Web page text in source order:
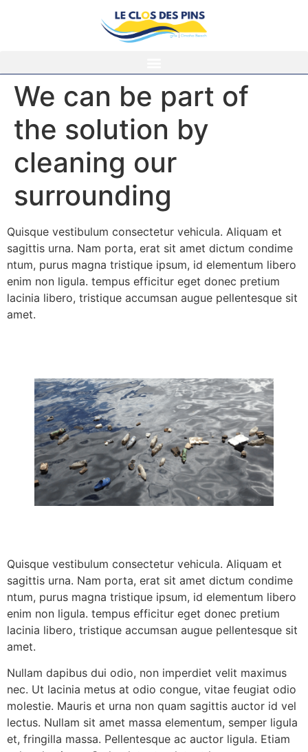
We can be part of
the solution by
cleaning our
surrounding
Quisque vestibulum consectetur vehicula. Aliquam et
sagittis urna. Nam porta, erat sit amet dictum condime
ntum, purus magna tristique ipsum, id elementum libero
enim non ligula. tempus efficitur eget donec pretium
lacinia libero, tristique accumsan augue pellentesque sit
amet.
Quisque vestibulum consectetur vehicula. Aliquam et
sagittis urna. Nam porta, erat sit amet dictum condime
ntum, purus magna tristique ipsum, id elementum libero
enim non ligula. tempus efficitur eget donec pretium
lacinia libero, tristique accumsan augue pellentesque sit
amet.
Nullam dapibus dui odio, non imperdiet velit maximus
nec. Ut lacinia metus at odio congue, vitae feugiat odio
molestie. Mauris et urna non quam sagittis auctor id vel
lectus. Nullam sit amet massa elementum, semper ligula
et, fringilla massa. Pellentesque ac auctor ligula. Etiam